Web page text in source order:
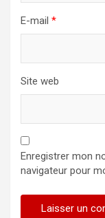
E-mail *
Site web
Enregistrer mon
navigateur pour